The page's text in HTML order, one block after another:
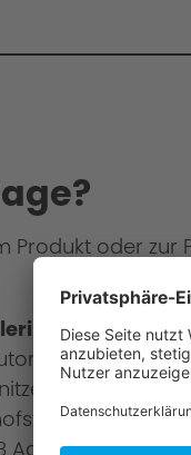
Produkt oder
GmbH
160
Aachen